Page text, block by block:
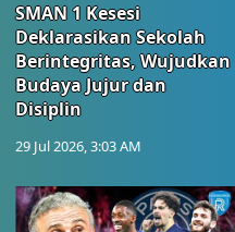
SMAN 1 Kesesi
Deklarasikan Sekolah
Berintegritas, Wujudkan
Budaya Jujur dan
Disiplin
29 Jul 2026, 3:03 AM